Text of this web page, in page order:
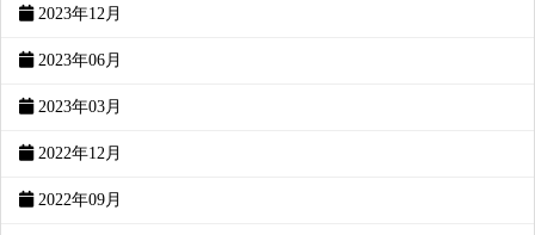
2023年12月
2023年06月
2023年03月
2022年12月
2022年09月